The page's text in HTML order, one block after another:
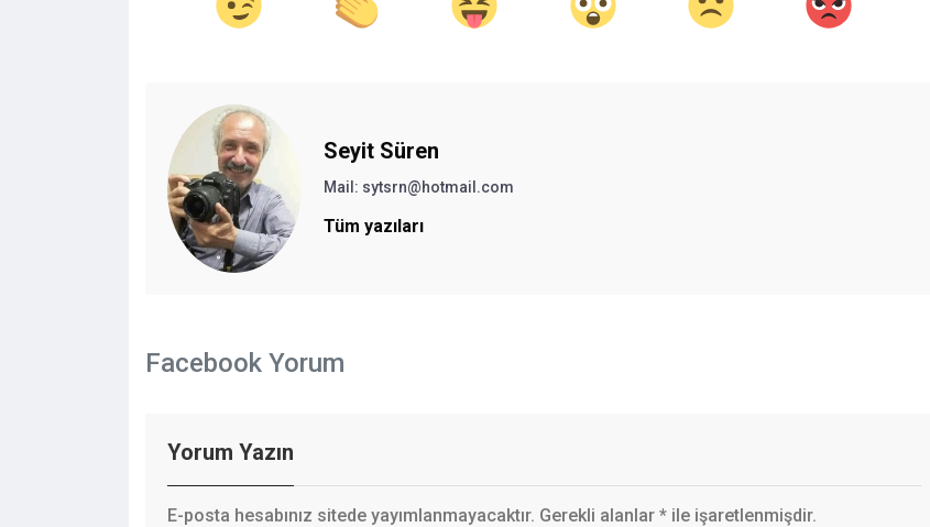
Seyit Süren
Mail: sytsrn@hotmail.com
Tüm yazıları
Facebook Yorum
Yorum Yazın
E-posta hesabınız sitede yayımlanmayacaktır. Gerekli alanlar * ile işaretlenmişdir.